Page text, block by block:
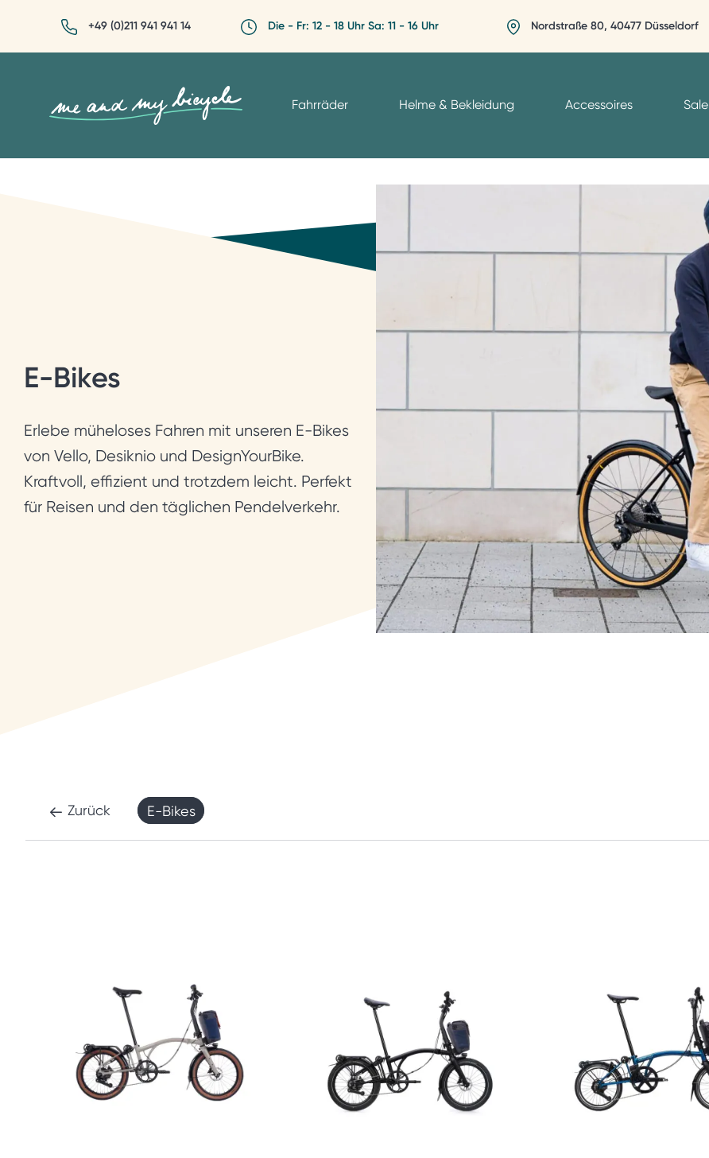
+49 (0)211 941 941 14 Die - Fr: 12 - 18 Uhr Sa: 11 - 16 Uhr Nordstraße 80, 40477 Düsseldorf
Fahrräder Helme & Bekleidung Accessoires Sale
E-Bikes
Erlebe müheloses Fahren mit unseren E-Bikes
von Vello, Desiknio und DesignYourBike.
Kraftvoll, effizient und trotzdem leicht. Perfekt
für Reisen und den täglichen Pendelverkehr.
Zurück E-Bikes